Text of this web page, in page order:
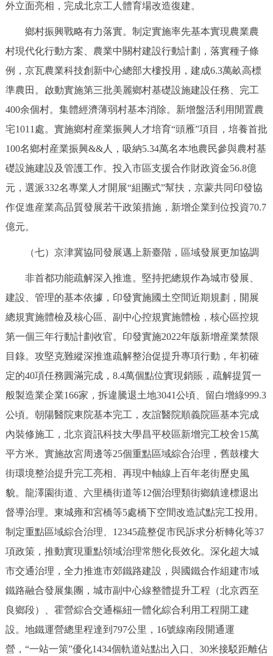
外立面亮相，完成北京工人體育場改造復建。
鄉村振興戰略有力落實。制定實施率先基本實現農業農
村現代化行動方案、農業中關村建設行動計劃，落實種子條
例，京瓦農業科技創新中心總部大樓投用，建成6.3萬畝高標
準農田。啟動實施第三批美麗鄉村基礎設施建設任務、完工
400余個村。集體經濟薄弱村基本消除。新增盤活利用閒置農
宅1011處。實施鄉村産業振興人才培育“頭雁”項目，培養首批
100名鄉村産業振興&&人，吸納5.34萬名本地農民參與農村基
礎設施建設及管護工作。投入市區支援合作財政資金56.8億
元，選派332名專業人才開展“組團式”幫扶，京蒙共同印發協
作促進産業高品質發展若干政策措施，新增企業到位投資70.7
億元。
（七）京津冀協同發展邁上新臺階，區域發展更加協調
非首都功能疏解深入推進。堅持把總規作為城市發展、
建設、管理的基本依據，印發實施國土空間近期規劃，開展
總規實施體檢及核心區、副中心控規實施體檢，核心區控規
第一個三年行動計劃收官。印發實施2022年版新增産業禁限
目錄。攻堅克難縱深推進疏解整治促提升專項行動，年初確
定的40項任務圓滿完成，8.4萬個點位實現銷賬，疏解提質一
般製造業企業166家，拆違騰退土地3041公頃、留白增綠999.3
公頃。朝陽醫院東院基本完工，友誼醫院順義院區基本完成
內裝修施工，北京資訊科技大學昌平校區新增完工校舍15萬
平方米。實施故宮周邊等25個重點區域綜合治理，舊鼓樓大
街環境整治提升完工亮相、再現中軸線上百年老街歷史風
貌。龍澤園街道、六里橋街道等12個治理類街鄉鎮達標退出
督導治理。東城雍和宮橋等5處橋下空間改造試點完工投用。
制定重點區域綜合治理、12345疏整促市民訴求分析轉化等37
項政策，推動實現重點領域治理常態化長效化。深化超大城
市交通治理，全力推進市郊鐵路建設，與國鐵合作組建市域
鐵路融合發展集團，城市副中心線整體提升工程（北京西至
良鄉段）、霍營綜合交通樞紐一體化綜合利用工程開工建
設。地鐵運營總里程達到797公里，16號線南段開通運
營，“一站一策”優化1434個軌道站點出入口、30米接駁距離佔